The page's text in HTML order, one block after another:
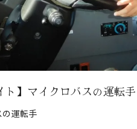
ト】マイクロバスの運転手
の運転手